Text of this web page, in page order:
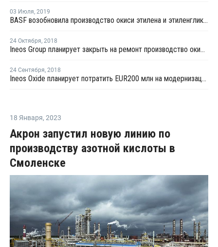
03 Июля, 2019
BASF возобновила производство окиси этилена и этиленгликоля в Бельгии
24 Октября, 2018
Ineos Group планирует закрыть на ремонт производство окиси этилена в Лавере
24 Сентября, 2018
Ineos Oxide планирует потратить EUR200 млн на модернизацию производства окиси этилена в Европе
18 Января, 2023
Акрон запустил новую линию по
производству азотной кислоты в
Смоленске